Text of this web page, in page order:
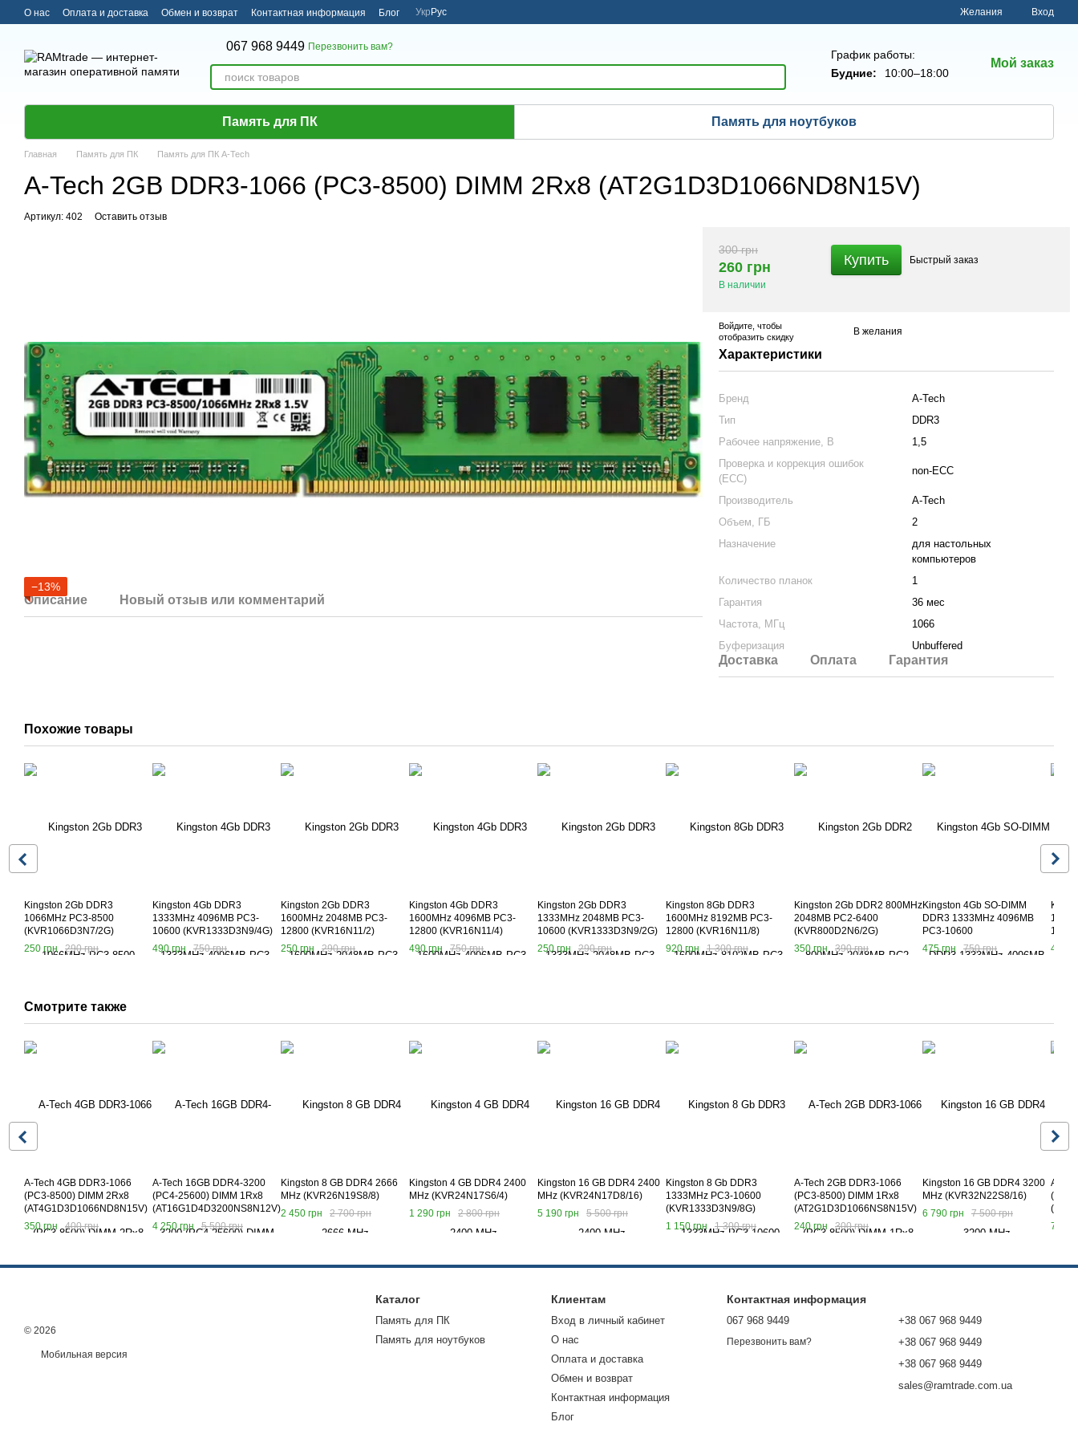
Перейти к основному контенту
О нас Оплата и доставка Обмен и возврат Контактная информация Блог Укр Рус Желания Вход
067 968 9449 Перезвонить вам?
График работы:
Будние:
10:00–18:00
Мой заказ
Память для ПК Память для ноутбуков
Главная Память для ПК Память для ПК A-Tech
A-Tech 2GB DDR3-1066 (PC3-8500) DIMM 2Rх8 (AT2G1D3D1066ND8N15V)
Артикул: 402 Оставить отзыв
−13%
Описание Новый отзыв или комментарий
300 грн
260 грн
В наличии
Купить Быстрый заказ
Войдите , чтобы
отобразить скидку
В желания
Характеристики
Бренд
A-Tech
Тип
DDR3
Рабочее напряжение, В
1,5
Проверка и коррекция ошибок
(ECC)
non-ECC
Производитель
A-Tech
Объем, ГБ
2
Назначение
для настольных
компьютеров
Количество планок
1
Гарантия
36 мес
Частота, МГц
1066
Буферизация
Unbuffered
Доставка Оплата Гарантия
Похожие товары
Kingston 2Gb DDR3
1066MHz PC3-8500
(KVR1066D3N7/2G)
250 грн
290 грн
Kingston 4Gb DDR3
1333MHz 4096MB PC3-
10600 (KVR1333D3N9/4G)
490 грн
750 грн
Kingston 2Gb DDR3
1600MHz 2048MB PC3-
12800 (KVR16N11/2)
250 грн
290 грн
Kingston 4Gb DDR3
1600MHz 4096MB PC3-
12800 (KVR16N11/4)
490 грн
750 грн
Kingston 2Gb DDR3
1333MHz 2048MB PC3-
10600 (KVR1333D3N9/2G)
250 грн
290 грн
Kingston 8Gb DDR3
1600MHz 8192MB PC3-
12800 (KVR16N11/8)
920 грн
1 300 грн
Kingston 2Gb DDR2 800MHz
2048MB PC2-6400
(KVR800D2N6/2G)
350 грн
390 грн
Kingston 4Gb SO-DIMM
DDR3 1333MHz 4096MB
PC3-10600
(KVR1333D3S9/4G)
475 грн 750 грн
450
Смотрите также
A-Tech 4GB DDR3-1066
(PC3-8500) DIMM 2Rx8
(AT4G1D3D1066ND8N15V)
350 грн
400 грн
A-Tech 16GB DDR4-3200
(PC4-25600) DIMM 1Rx8
(AT16G1D4D3200NS8N12V)
4 250 грн
5 500 грн
Kingston 8 GB DDR4 2666
MHz (KVR26N19S8/8)
2 450 грн
2 700 грн
Kingston 4 GB DDR4 2400
MHz (KVR24N17S6/4)
1 290 грн
2 800 грн
Kingston 16 GB DDR4 2400
MHz (KVR24N17D8/16)
5 190 грн
5 500 грн
Kingston 8 Gb DDR3
1333MHz PC3-10600
(KVR1333D3N9/8G)
1 150 грн
1 300 грн
A-Tech 2GB DDR3-1066
(PC3-8500) DIMM 1Rх8
(AT2G1D3D1066NS8N15V)
240 грн
300 грн
Kingston 16 GB DDR4 3200
MHz (KVR32N22S8/16)
6 790 грн
7 500 грн
A-
730
© 2026
Мобильная версия
Каталог
Память для ПК
Память для ноутбуков
Клиентам
Вход в личный кабинет
О нас
Оплата и доставка
Обмен и возврат
Контактная информация
Блог
Контактная информация
067 968 9449
Перезвонить вам?
+38 067 968 9449
+38 067 968 9449
+38 067 968 9449
sales@ramtrade.com.ua